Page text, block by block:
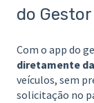
do Gestor
Com o app do
diretamente
veículos, sem
solicitação no